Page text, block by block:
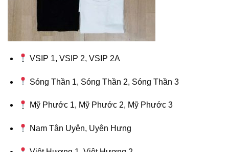
VSIP 1, VSIP 2, VSIP 2A
Sóng Thần 1, Sóng Thần 2, Sóng Thần 3
Mỹ Phước 1, Mỹ Phước 2, Mỹ Phước 3
Nam Tân Uyên, Uyên Hưng